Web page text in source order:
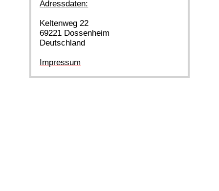
Adressdaten:
Keltenweg 22
69221 Dossenheim
Deutschland
Impressum